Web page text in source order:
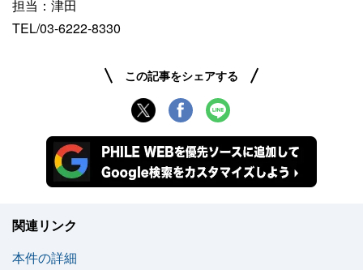
担当：津田
TEL/03-6222-8330
この記事をシェアする
関連リンク
本件の詳細